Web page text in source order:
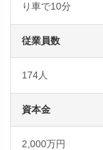
り車で10分
従業員数
174人
資本金
2,000万円